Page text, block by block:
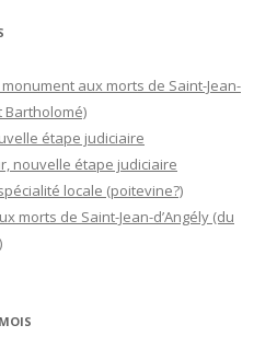
monument aux morts de Saint-Jean-
Bartholomé)
étape judiciaire
nouvelle étape judiciaire
locale (poitevine?)
morts de Saint-Jean-d’Angély (du